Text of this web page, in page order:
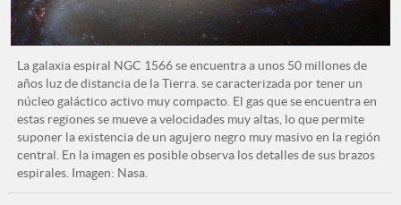
La galaxia espiral NGC 1566 se encuentra a unos 50 millones de
años luz de distancia de la Tierra. se caracterizada por tener un
núcleo galáctico activo muy compacto. El gas que se encuentra en
estas regiones se mueve a velocidades muy altas, lo que permite
suponer la existencia de un agujero negro muy masivo en la región
central. En la imagen es posible observa los detalles de sus brazos
espirales. Imagen: Nasa.